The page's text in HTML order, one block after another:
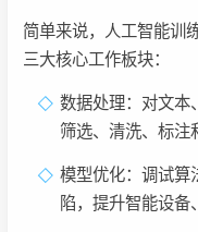
简单来说，人工智能训
三大核心工作板块：
数据处理：对文本
筛选、清洗、标注
模型优化：调试算
陷，提升智能设备